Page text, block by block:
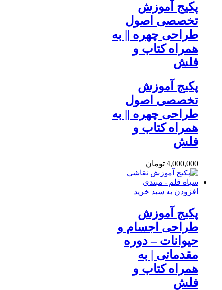
پکیج آموزش
تخصصی اصول
طراحی چهره || به
همراه کتاب و
فلش
پکیج آموزش
تخصصی اصول
طراحی چهره || به
همراه کتاب و
فلش
4,000,000 تومان
افزودن به سبد خرید
پکیج آموزش
طراحی اجسام و
حیوانات – دوره
مقدماتی | به
همراه کتاب و
فلش